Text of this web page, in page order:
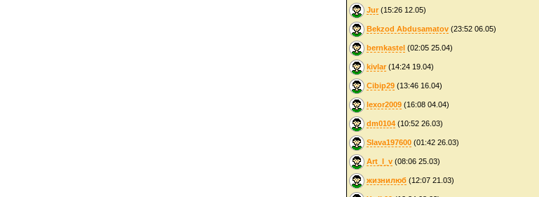
Jur (15:26 12.05)
Bekzod Abdusamatov (23:52 06.05)
bernkastel (02:05 25.04)
kivlar (14:24 19.04)
Cibip29 (13:46 16.04)
lexor2009 (16:08 04.04)
dm0104 (10:52 26.03)
Slava197600 (01:42 26.03)
Art_l_v (08:06 25.03)
жизнилюб (12:07 21.03)